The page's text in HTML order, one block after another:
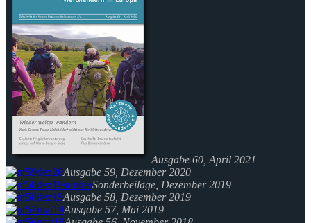
Ausgabe 60, April 2021
Ausgabe 59, Dezember 2020
Sonderbeilage, Dezember 2019
Ausgabe 58, Dezember 2019
Ausgabe 57, Mai 2019